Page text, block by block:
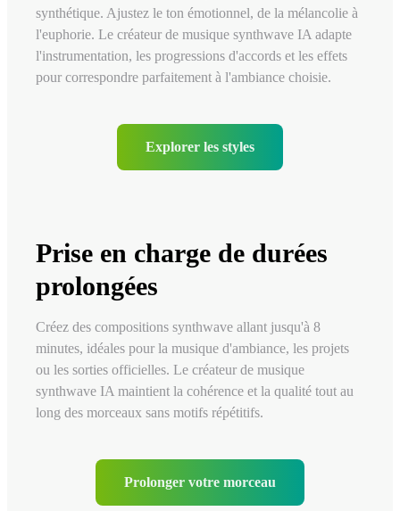
synthétique. Ajustez le ton émotionnel, de la mélancolie à
l'euphorie. Le créateur de musique synthwave IA adapte
l'instrumentation, les progressions d'accords et les effets
pour correspondre parfaitement à l'ambiance choisie.
Explorer les styles
Prise en charge de durées
prolongées
Créez des compositions synthwave allant jusqu'à 8
minutes, idéales pour la musique d'ambiance, les projets
ou les sorties officielles. Le créateur de musique
synthwave IA maintient la cohérence et la qualité tout au
long des morceaux sans motifs répétitifs.
Prolonger votre morceau